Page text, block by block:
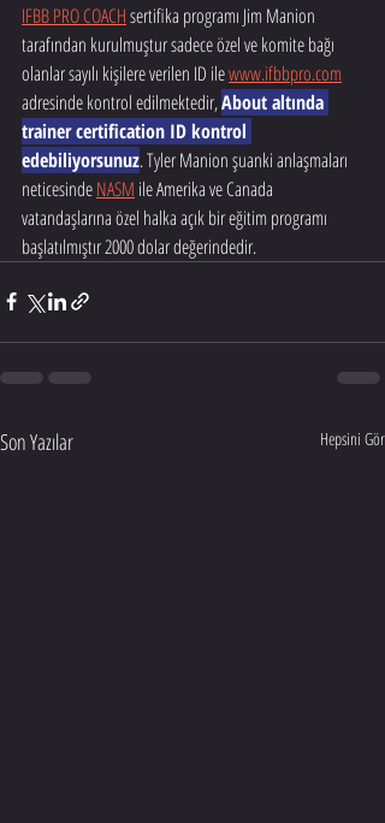
IFBB PRO COACH sertifika programı Jim Manion
tarafından kurulmuştur sadece özel ve komite bağı
olanlar sayılı kişilere verilen ID ile www.ifbbpro.com
adresinde kontrol edilmektedir, About altında
trainer certification ID kontrol
edebiliyorsunuz. Tyler Manion şuanki anlaşmaları
neticesinde NASM ile Amerika ve Canada
vatandaşlarına özel halka açık bir eğitim programı
başlatılmıştır 2000 dolar değerindedir.
Son Yazılar Hepsini Gör